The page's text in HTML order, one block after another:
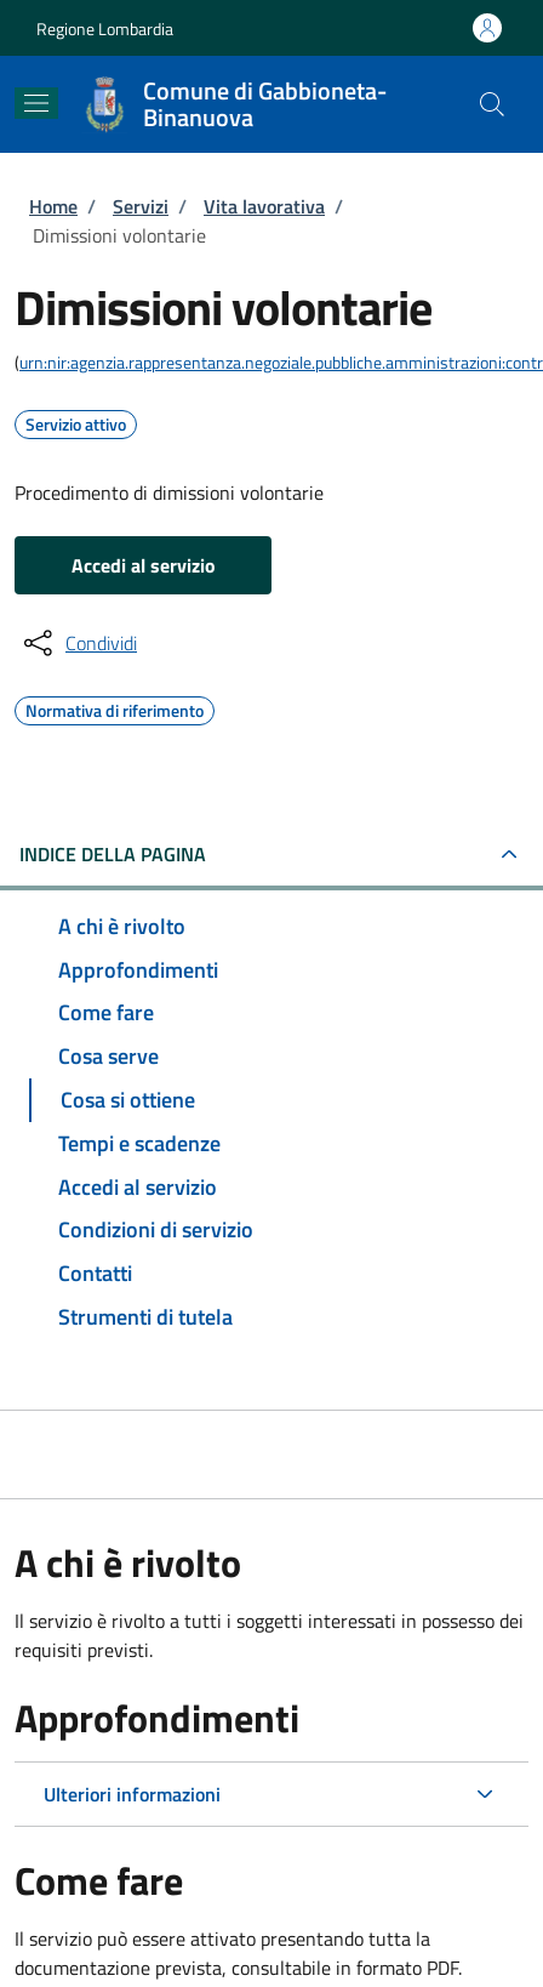
Regione Lombardia
Comune di Gabbioneta-
Binanuova
Briciole di pane
Home / Servizi / Vita lavorativa /
Dimissioni volontarie
Dimissioni volontarie
(
Servizio attivo
Procedimento di dimissioni volontarie
Accedi al servizio
Condividi
Normativa di riferimento
INDICE DELLA PAGINA
A chi è rivolto
Approfondimenti
Come fare
Cosa serve
Cosa si ottiene
Tempi e scadenze
Accedi al servizio
Condizioni di servizio
Contatti
Strumenti di tutela
A chi è rivolto
Il servizio è rivolto a tutti i soggetti interessati in possesso dei
requisiti previsti.
Approfondimenti
Ulteriori informazioni
Come fare
Il servizio può essere attivato presentando tutta la
documentazione prevista, consultabile in formato PDF.